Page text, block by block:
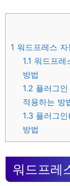
1 워드프레스
1.1 워드프
방법
1.2 플러그
적용하는 방
1.3 플러그
방법
워드프레